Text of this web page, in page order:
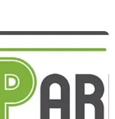
。また、本施設では、飼い主様
時的にお預かりするペットホテ